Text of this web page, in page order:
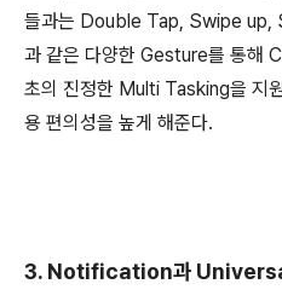
들과는 Double Tap, Swipe
과 같은 다양한 Gesture를 통해
초의 진정한 Multi Tasking을 지
용 편의성을 높게 해준다.
3. Notification과